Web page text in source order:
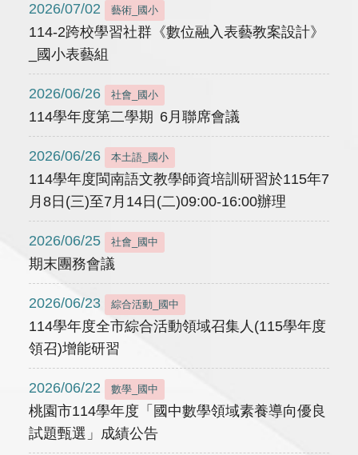
2026/07/02 藝術_國小
114-2跨校學習社群《數位融入表藝教案設計》
_國小表藝組
2026/06/26 社會_國小
114學年度第二學期 6月聯席會議
2026/06/26 本土語_國小
114學年度閩南語文教學師資培訓研習於115年7
月8日(三)至7月14日(二)09:00-16:00辦理
2026/06/25 社會_國中
期末團務會議
2026/06/23 綜合活動_國中
114學年度全市綜合活動領域召集人(115學年度
領召)增能研習
2026/06/22 數學_國中
桃園市114學年度「國中數學領域素養導向優良
試題甄選」成績公告